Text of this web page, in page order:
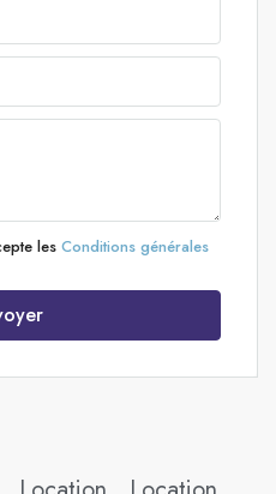
les Conditions générales